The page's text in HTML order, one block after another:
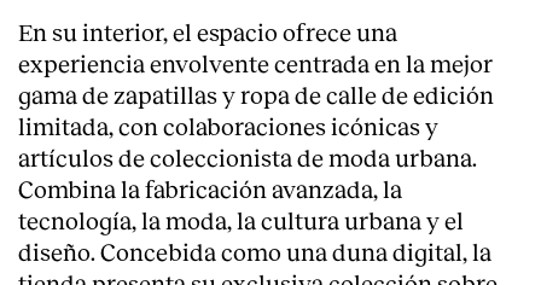
En su interior, el espacio ofrece una
experiencia envolvente centrada en la mejor
gama de zapatillas y ropa de calle de edición
limitada, con colaboraciones icónicas y
artículos de coleccionista de moda urbana.
Combina la fabricación avanzada, la
tecnología, la moda, la cultura urbana y el
diseño. Concebida como una duna digital, la